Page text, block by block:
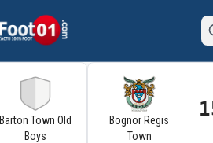
Barton Town Old
Boys
Bognor Regis
Town